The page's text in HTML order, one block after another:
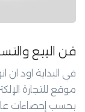
فن البيع
موقع للتجارة
بحسب إحصاءات عام